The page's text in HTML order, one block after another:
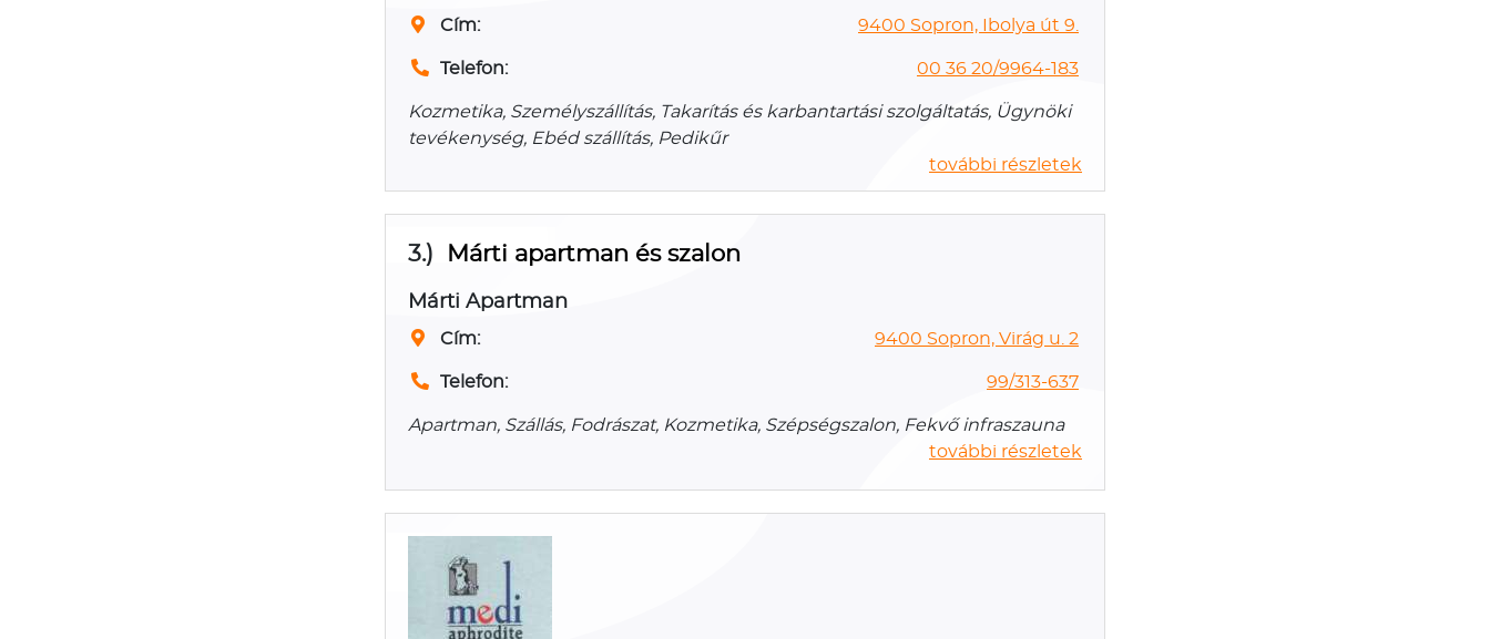
Cím: 9400 Sopron, Ibolya út 9.
Telefon: 00 36 20/9964-183
Kozmetika, Személyszállítás, Takarítás és karbantartási szolgáltatás, Ügynöki
tevékenység, Ebéd szállítás, Pedikűr
további részletek
3.) Márti apartman és szalon
Márti Apartman
Cím: 9400 Sopron, Virág u. 2
Telefon: 99/313-637
Apartman, Szállás, Fodrászat, Kozmetika, Szépségszalon, Fekvő infraszauna
további részletek